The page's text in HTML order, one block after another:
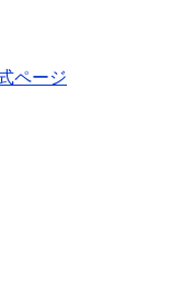
ページ